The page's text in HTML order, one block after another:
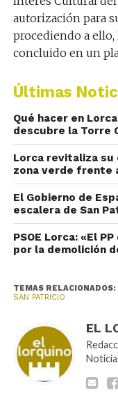
autorización para
procediendo a ello,
concluido en un
Últimas
Qué hacer en
descubre la Torre
Lorca revitaliza su
zona verde frente
El Gobierno de
escalera de San
PSOE Lorca: «El
por la demolición
TEMAS RELACIONADOS:
SAN PATRICIO
EL